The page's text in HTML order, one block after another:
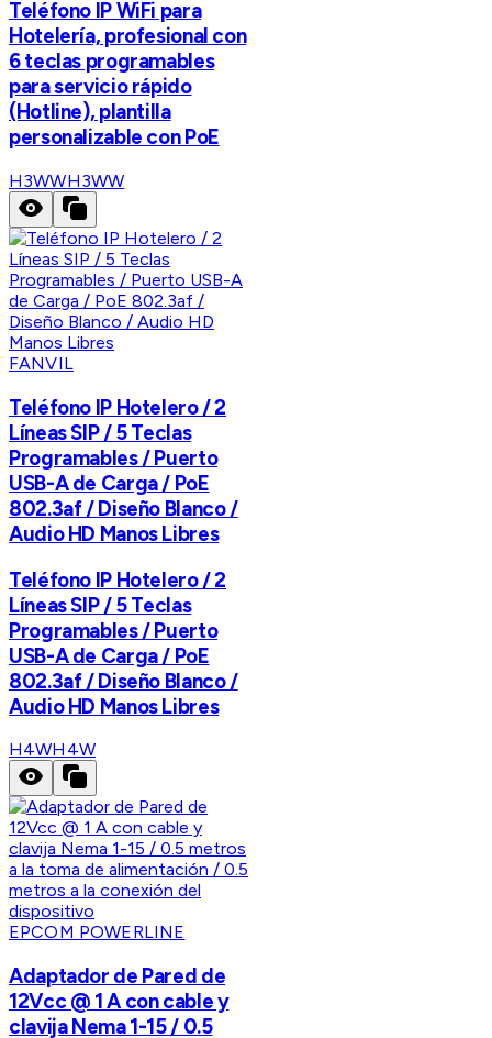
Teléfono IP WiFi para
Hotelería, profesional con
6 teclas programables
para servicio rápido
(Hotline), plantilla
personalizable con PoE
H3WWH3WW
FANVIL
Teléfono IP Hotelero / 2
Líneas SIP / 5 Teclas
Programables / Puerto
USB-A de Carga / PoE
802.3af / Diseño Blanco /
Audio HD Manos Libres
Teléfono IP Hotelero / 2
Líneas SIP / 5 Teclas
Programables / Puerto
USB-A de Carga / PoE
802.3af / Diseño Blanco /
Audio HD Manos Libres
H4WH4W
EPCOM POWERLINE
Adaptador de Pared de
12Vcc @ 1 A con cable y
clavija Nema 1-15 / 0.5